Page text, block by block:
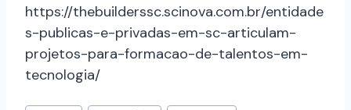
https://thebuilderssc.scinova.com.br/entidade
s-publicas-e-privadas-em-sc-articulam-
projetos-para-formacao-de-talentos-em-
tecnologia/